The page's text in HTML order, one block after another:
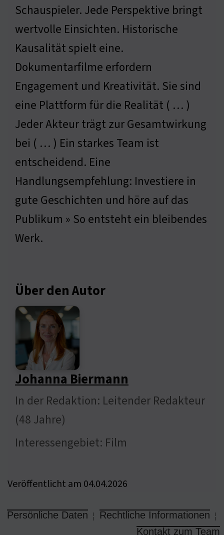
Schauspieler. Jede Perspektive bringt
wertvolle Einsichten. Historische
Kausalität spielt eine.
Dokumentarfilme erfordern
Engagement und Kreativität. Sie sind
eine Plattform für die Realität ( … )
Jeder Akteur trägt zur Gesamtwirkung
bei ( … ) Ein starkes Team ist
entscheidend. Eine
Handlungsempfehlung: Investiere in
gute Geschichten und höre auf das
Publikum » So entsteht ein bleibendes
Werk.
Über den Autor
Johanna Biermann
In der Redaktion: Leitender Redakteur
(48 Jahre)
Interessengebiet: Film
Veröffentlicht am 04.04.2026
Persönliche Daten ¦ Rechtliche Informationen ¦
Kontakt zum Team